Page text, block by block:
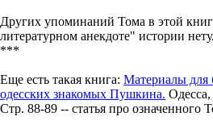
Других упоминаний Тома в этой
литературном анекдоте" истории нету.
***
Еще есть такая книга: Материалы для
одесских знакомых Пушкина.
Стр. 88-89 -- статья про означенного